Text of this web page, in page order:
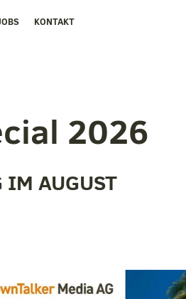
KONTAKT
2026
IM AUGUST